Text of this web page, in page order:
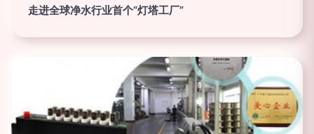
走进全球净水行业首个“灯塔工厂”